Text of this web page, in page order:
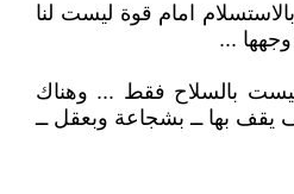
امام قوة ليست لنا
...
ليست بالسلاح فقط ... وهناك
يقف بها ــ بشجاعة وبعقل ــ